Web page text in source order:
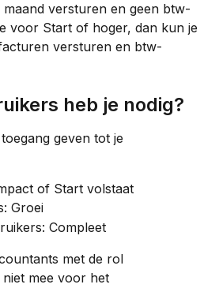
versturen en geen btw-
voor Start of hoger, dan kun je
versturen en btw-
heb je nodig?
geven tot je
of Start volstaat
Groei
Compleet
met de rol
mee voor het